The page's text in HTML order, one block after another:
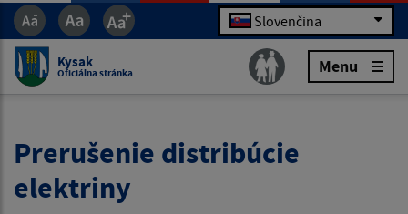
Slovenčina
Kysak
Oficiálna stránka Menu
Prerušenie distribúcie
elektriny